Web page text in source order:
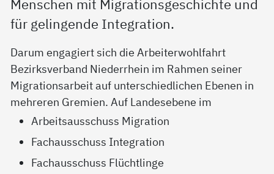
Menschen mit Migrationsgeschichte und
für gelingende Integration.
Darum engagiert sich die Arbeiterwohlfahrt
Bezirksverband Niederrhein im Rahmen seiner
Migrationsarbeit auf unterschiedlichen Ebenen in
mehreren Gremien. Auf Landesebene im
Arbeitsausschuss Migration
Fachausschuss Integration
Fachausschuss Flüchtlinge